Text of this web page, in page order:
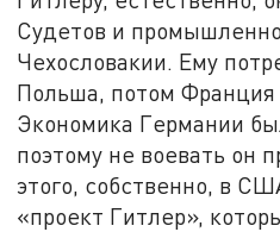
Судетов и
Чехословакии. Ему
Польша, потом Франция
Экономика Германии
поэтому не воевать он
этого, собственно, в
«проект Гитлер»,